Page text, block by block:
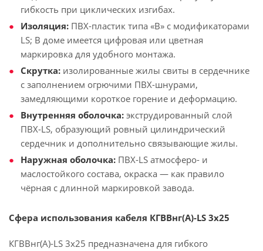
гибкость при циклических изгибах.
Изоляция: ПВХ-пластик типа «В» с модификаторами
LS; В доме имеется цифровая или цветная
маркировка для удобного монтажа.
Скрутка: изолированные жилы свиты в сердечнике
с заполнением огрючими ПВХ-шнурами,
замедляющими короткое горение и деформацию.
Внутренняя оболочка: экструдированный слой
ПВХ-LS, образующий ровный цилиндрический
сердечник и дополнительно связывающие жилы.
Наружная оболочка: ПВХ-LS атмосферо- и
маслостойкого состава, окраска — как правило
чёрная с длинной маркировкой завода.
Сфера использования кабеля КГВВнг(А)-LS 3х25
КГВВнг(А)-LS 3х25 предназначена для гибкого